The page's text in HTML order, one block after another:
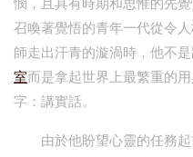
憫，且具有時期和思惟的先
召喚著覺悟的青年一代從令
師走出汗青的漩渦時，他不
室而是拿起世界上最繁重的
字：講實話。
由於他盼望心靈的任務